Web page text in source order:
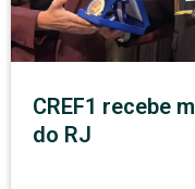
CREF1 recebe
do RJ